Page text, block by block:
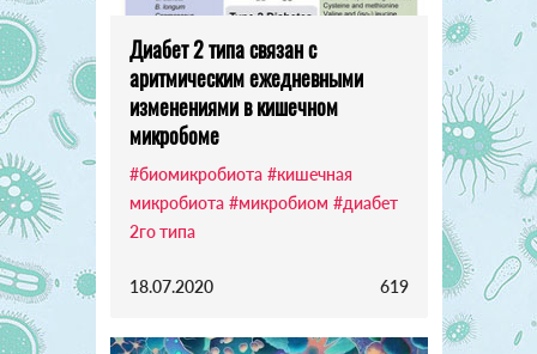
Диабет 2 типа связан с
аритмическим ежедневными
изменениями в кишечном
микробоме
#биомикробиота #кишечная
микробиота #микробиом #диабет
2го типа
18.07.2020 619